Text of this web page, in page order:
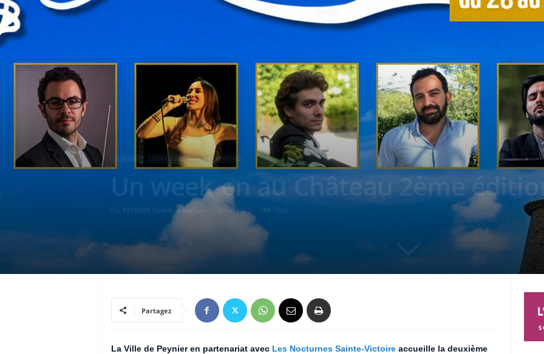
DERNIÈRES MANIFESTATIONS
Un week-en au Château 2ème
PEYNIER Communication 28 mai 2026
Partagez
La Ville de Peynier en partenariat avec Les Nocturnes Sainte-Victoireaccueille la deuxième